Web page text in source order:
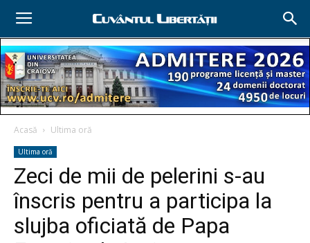
Acasă Ultima oră
Ultima oră
Zeci de mii de pelerini s-au
înscris pentru a participa la
slujba oficiată de Papa